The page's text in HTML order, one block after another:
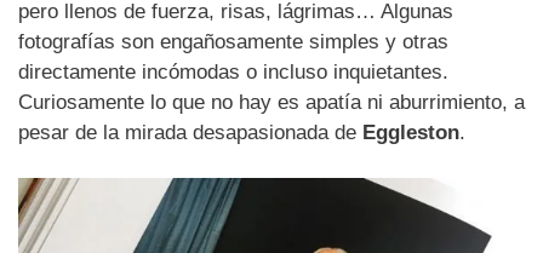
pero llenos de fuerza, risas, lágrimas… Algunas
fotografías son engañosamente simples y otras
directamente incómodas o incluso inquietantes.
Curiosamente lo que no hay es apatía ni aburrimiento, a
pesar de la mirada desapasionada de Eggleston.